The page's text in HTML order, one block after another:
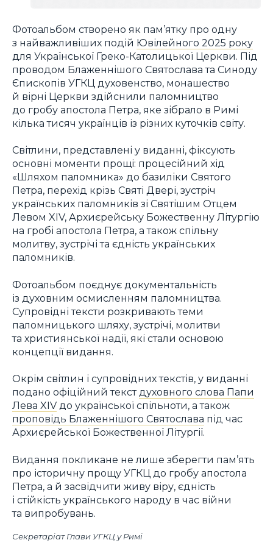
Фотоальбом створено як пам’ятку про одну
з найважливіших подій Ювілейного 2025 року
для Української Греко-Католицької Церкви. Під
проводом Блаженнішого Святослава та Синоду
Єпископів УГКЦ духовенство, монашество
й вірні Церкви здійснили паломництво
до гробу апостола Петра, яке зібрало в Римі
кілька тисяч українців із різних куточків світу.
Світлини, представлені у виданні, фіксують
основні моменти прощі: процесійний хід
«Шляхом паломника» до базиліки Святого
Петра, перехід крізь Святі Двері, зустріч
українських паломників зі Святішим Отцем
Левом XIV, Архиєрейську Божественну Літургію
на гробі апостола Петра, а також спільну
молитву, зустрічі та єдність українських
паломників.
Фотоальбом поєднує документальність
із духовним осмисленням паломництва.
Супровідні тексти розкривають теми
паломницького шляху, зустрічі, молитви
та християнської надії, які стали основою
концепції видання.
Окрім світлин і супровідних текстів, у виданні
подано офіційний текстдуховного слова Папи
Лева XIV до української спільноти, а також
проповідь Блаженнішого Святослава під час
Архиєрейської Божественної Літургії.
Видання покликане не лише зберегти пам’ять
про історичну прощу УГКЦ до гробу апостола
Петра, а й засвідчити живу віру, єдність
і стійкість українського народу в час війни
та випробувань.
Секретаріат Глави УГКЦ у Римі